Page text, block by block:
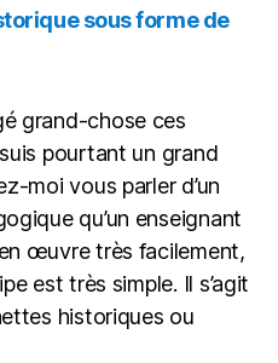
sous forme de
grand-chose ces
pourtant un grand
moi vous parler d’un
qu’un enseignant
œuvre très facilement,
est très simple. Il s’agit
historiques ou